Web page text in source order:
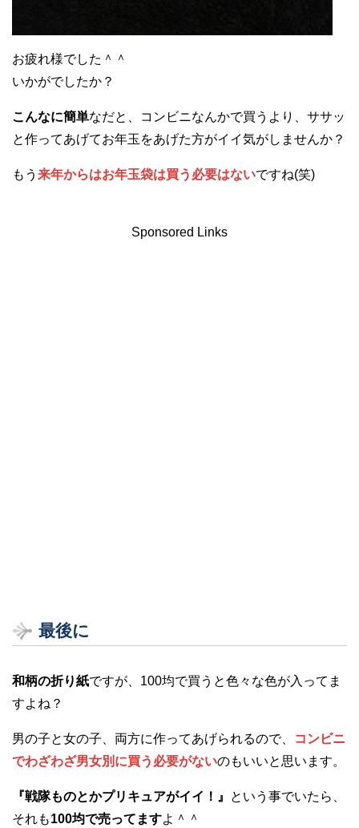
お疲れ様でした＾＾
いかがでしたか？
こんなに簡単なだと、コンビニなんかで買うより、ササッ
と作ってあげてお年玉をあげた方がイイ気がしませんか？
もう 来年からはお年玉袋は買う必要はないですね(笑)
Sponsored Links
最後に
和柄の折り紙ですが、100均で買うと色々な色が入ってま
すよね？
男の子と女の子、両方に作ってあげられるので、
コンビニ
でわざわざ男女別に買う必要がないのもいいと思います。
『戦隊ものとかプリキュアがイイ！』
という事でいたら、
それも100均で売ってますよ＾＾